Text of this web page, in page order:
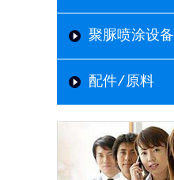
聚脲喷涂设备
配件/原料